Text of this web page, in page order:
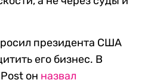
президента США
его бизнес. В
он назвал